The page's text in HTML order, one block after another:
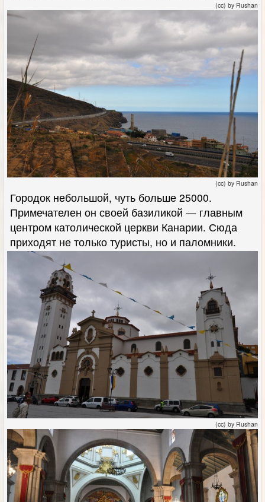
(cc) by Rushan
(cc) by Rushan
Городок небольшой, чуть больше 25000.
Примечателен он своей базиликой — главным
центром католической церкви Канарии. Сюда
приходят не только туристы, но и паломники.
(cc) by Rushan